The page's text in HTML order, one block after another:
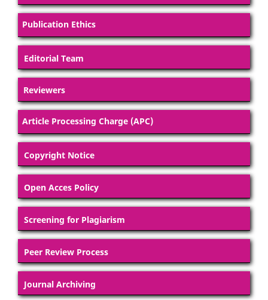
Publication Ethics
Editorial Team
Reviewers
Article Processing Charge (APC)
Copyright Notice
Open Acces Policy
Screening for Plagiarism
Peer Review Process
Journal Archiving